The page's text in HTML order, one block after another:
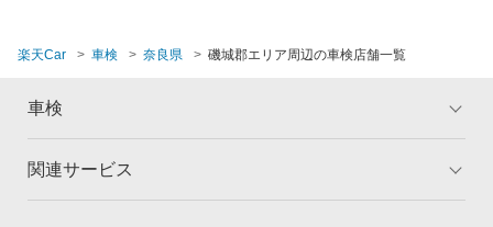
整備保証
1級整備士在籍
コンピューター診断
閉じる
楽天Car 車検 奈良県 磯城郡エリア周辺の車検店舗一覧
車検
トップ
関連サービス